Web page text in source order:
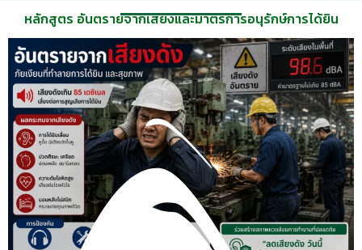
หลักสูตร อันตรายจากเสียงและมาตรการอนุรักษ์การได้ยิน